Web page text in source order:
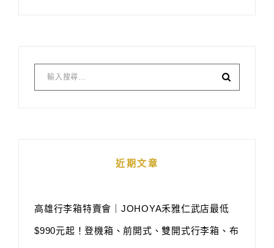
近期文章
高雄行李箱特賣會｜JOHOYA禾雅仁武店最低
$990元起！登機箱、前開式、雙開式行李箱、布